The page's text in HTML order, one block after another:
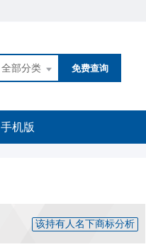
全部分类 免费查询
手机版
该持有人名下商标分析